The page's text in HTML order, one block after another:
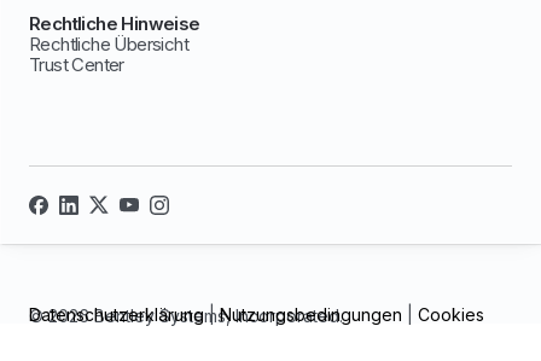
Rechtliche Hinweise
Rechtliche Übersicht
Trust Center
© 2026 Bentley Systems, Incorporated.
Datenschutzerklärung|Nutzungsbedingungen Cookies